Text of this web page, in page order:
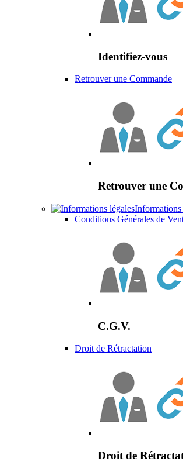
Identifiez-vous
Retrouver une Commande
Retrouver une
Informations
Conditions Générales de
C.G.V.
Droit de Rétractation
Droit de